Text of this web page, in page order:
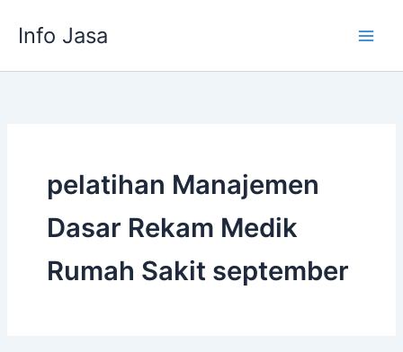
Info Jasa
pelatihan Manajemen
Dasar Rekam Medik
Rumah Sakit september